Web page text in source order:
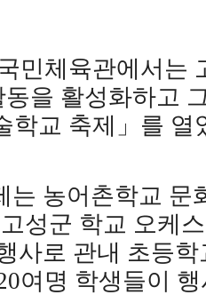
민체육관에서는
을 활성화하고
학교 축제 」 를 열
는 농어촌학교 문
성군 학교 오케
사로 관내 초등
여명 학생들이